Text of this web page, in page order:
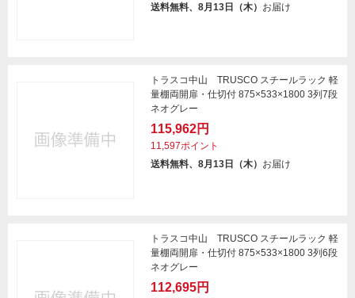
送料無料、8月13日（木） お届け
トラスコ中山 TRUSCO スチールラック 軽
量棚両開扉・仕切付 875×533×1800 3列7段
ネオグレー
115,962円
11,597ポイント
送料無料、8月13日（木） お届け
トラスコ中山 TRUSCO スチールラック 軽
量棚両開扉・仕切付 875×533×1800 3列6段
ネオグレー
112,695円